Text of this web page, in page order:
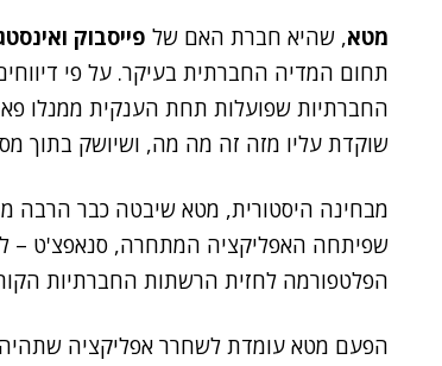
מטא, שהיא חברת האם של פייסבוק
תחום המדיה החברתית בעיקר. על פי
החברתיות שפועלות תחת הענקית ממנלו
שוקדת עליו מזה זה מה מה, ושיושק בתוך
מבחינה היסטורית, מטא שיבטה כבר הרבה
שפיתחה האפליקציה המתחרה, סנאפצ'ט –
הפלטפורמה לחזית הרשתות החברתיות
הפעם מטא עומדת לשחרר אפליקציה שתהיה